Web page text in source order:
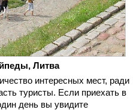
Литва
интересных мест, ради
туристы. Если приехать в
день вы увидите